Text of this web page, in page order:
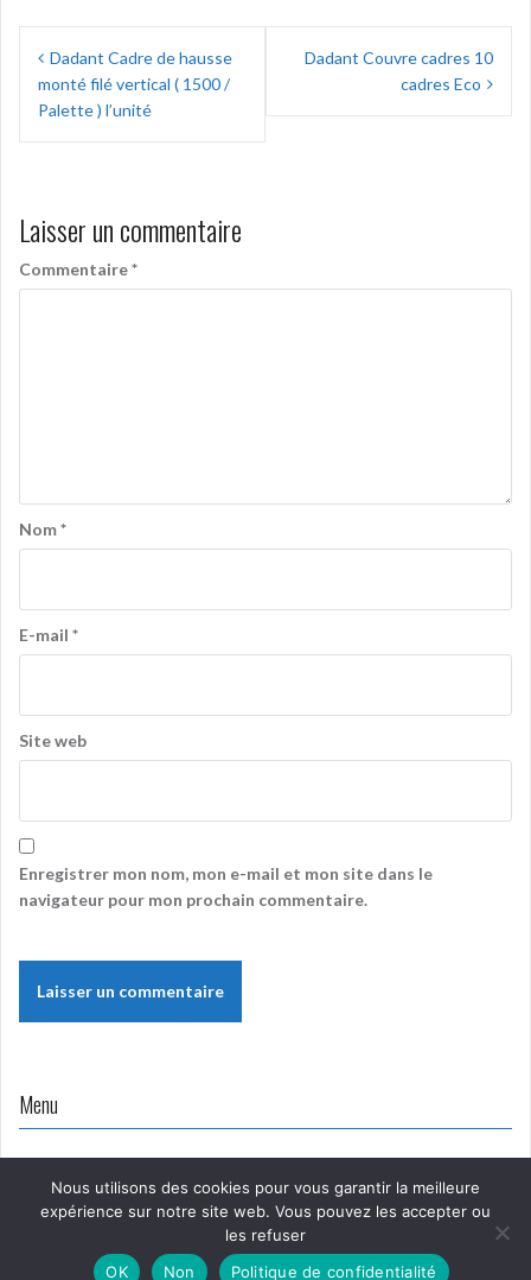
Navigation
de
l’article
Dadant Cadre de hausse
monté filé vertical ( 1500 /
Palette ) l’unité
Dadant Couvre cadres 10
cadres Eco
Laisser un commentaire
Commentaire*
Nom*
E-mail *
Site web
Enregistrer mon nom, mon e-mail et mon site dans le
navigateur pour mon prochain commentaire.
Menu
Proudly powered by WordPress|Theme:Oriaby
Nous utilisons des cookies pour vous garantir la meilleure
expérience sur notre site web. Vous pouvez les accepter ou
les refuser
OK
Non Politique de confidentialité